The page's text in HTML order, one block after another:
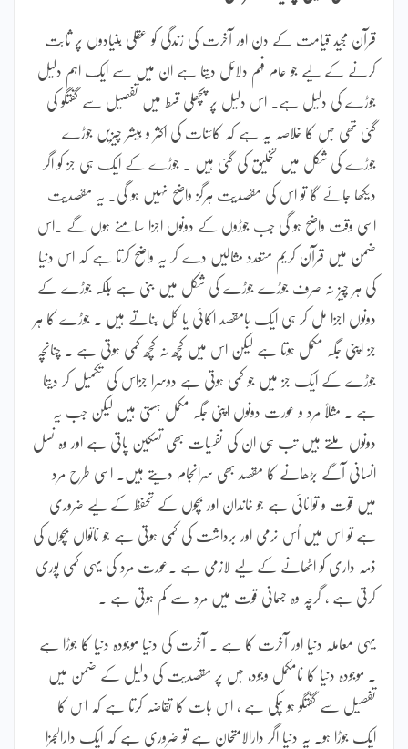
قرآن مجید قیامت کے دن اور آخرت کی زندگی کو عقلی بنیادوں پر ثابت
کرنے کے لیے جو عام فہم دلائل دیتا ہے ان میں سے ایک اہم دلیل
جوڑے کی دلیل ہے۔ اس دلیل پر پچھلی قسط میں تفصیل سے گفتگو کی
گئی تھی جس کا خلاصہ یہ ہے کہ کائنات کی اکثر و بیشر چیزیں جوڑے
جوڑے کی شکل میں تخلیق کی گئی ہیں ۔ جوڑے کے ایک ہی جز کو اگر
دیکھا جائے گا تو اس کی مقصدیت ہرگز واضح نہیں ہو گی۔ یہ مقصدیت
اسی وقت واضح ہو گی جب جوڑوں کے دونوں اجزا سامنے ہوں گے ۔اس
ضمن میں قرآن کریم متعدد مثالیں دے کر یہ واضح کرتا ہے کہ اس دنیا
کی ہر چیز نہ صرف جوڑے جوڑے کی شکل میں بنی ہے بلکہ جوڑے کے
دونوں اجزا مل کر ہی ایک بامقصد اکائی یا کُل بناتے ہیں ۔ جوڑے کا ہر
جز اپنی جگہ مکمل ہوتا ہے لیکن اس میں کچھ نہ کچھ کمی ہوتی ہے ۔ چنانچہ
جوڑے کے ایک جز میں جو کمی ہوتی ہے دوسرا جزاس کی تکمیل کر دیتا
ہے ۔ مثلاً مرد و عورت دونوں اپنی جگہ مکمل ہستی ہیں لیکن جب یہ
دونوں ملتے ہیں تب ہی ان کی نفسیات بھی تسکین پاتی ہے اور وہ نسل
انسانی آگے بڑھانے کا مقصد بھی سرانجام دیتے ہیں۔ اسی طرح مرد
میں قوت و توانائی ہے جو خاندان اور بچوں کے تحفظ کے لیے ضروری
ہے تو اس میں اُس نرمی اور برداشت کی کمی ہوتی ہے جو ناتواں بچوں کی
ذمہ داری کو اٹھانے کے لیے لازمی ہے ۔عورت مرد کی یہی کمی پوری
کرتی ہے ، گرچہ وہ جسمانی قوت میں مرد سے کم ہوتی ہے ۔
یہی معاملہ دنیا اور آخرت کا ہے ۔ آخرت کی دنیا موجودہ دنیا کا جوڑا ہے
۔ موجودہ دنیا کا نامکمل وجود، جس پر مقصدیت کی دلیل کے ضمن میں
تفصیل سے گفتگو ہو چکی ہے ، اس بات کا تقاضہ کرتا ہے کہ اس کا
ایک جوڑا ہو۔ یہ دنیا اگر دارالامتحان ہے تو ضروری ہے کہ ایک دارالجزا